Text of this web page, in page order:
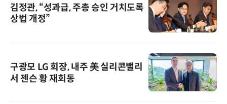
김정관, “성과급, 주총 승인 거치도록
상법 개정”
구광모 LG 회장, 내주 美 실리콘밸리
서 젠슨 황 재회동